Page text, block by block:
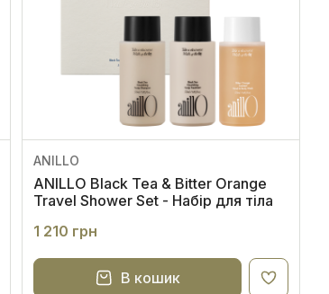
ANILLO
ANILLO Black Tea & Bitter Orange
Travel Shower Set - Набір для тіла
1 210 грн
В кошик